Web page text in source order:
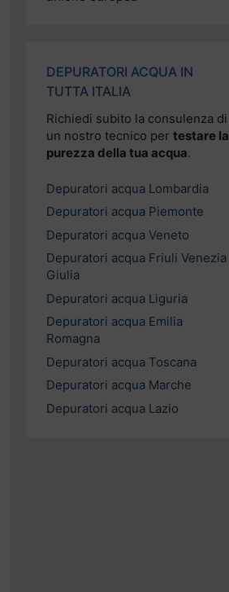
DEPURATORI ACQUA IN
TUTTA ITALIA
Richiedi subito la consulenza di
un nostro tecnico per testare la
purezza della tua acqua.
Depuratori acqua Lombardia
Depuratori acqua Piemonte
Depuratori acqua Veneto
Depuratori acqua Friuli Venezia
Giulia
Depuratori acqua Liguria
Depuratori acqua Emilia
Romagna
Depuratori acqua Toscana
Depuratori acqua Marche
Depuratori acqua Lazio